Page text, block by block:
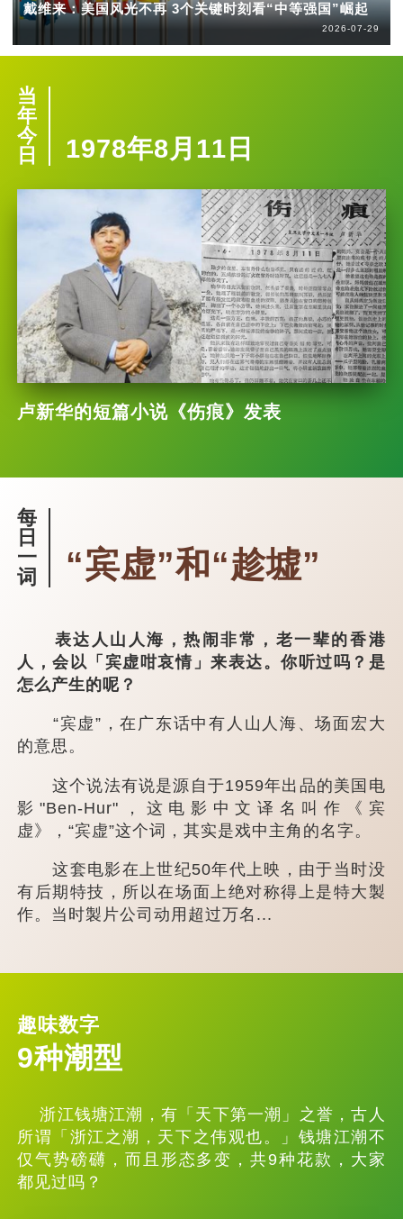
戴维来：美国风光不再 3个关键时刻看“中等强国”崛起
2026-07-29
当
年
今
日
1978年8月11日
卢新华的短篇小说《伤痕》发表
每
日
一
词
“宾虚”和“趁墟”
表达人山人海，热闹非常，老一辈的香港
人，会以「宾虚咁哀情」来表达。你听过吗？是
怎么产生的呢？
“宾虚”，在广东话中有人山人海、场面宏大
的意思。
这个说法有说是源自于1959年出品的美国电
影"Ben-Hur"，这电影中文译名叫作《宾
虚》，“宾虚”这个词，其实是戏中主角的名字。
这套电影在上世纪50年代上映，由于当时没
有后期特技，所以在场面上绝对称得上是特大製
作。当时製片公司动用超过万名...
趣味数字
9种潮型
浙江钱塘江潮，有「天下第一潮」之誉，古人
所谓「浙江之潮，天下之伟观也。」钱塘江潮不
仅气势磅礴，而且形态多变，共9种花款，大家
都见过吗？